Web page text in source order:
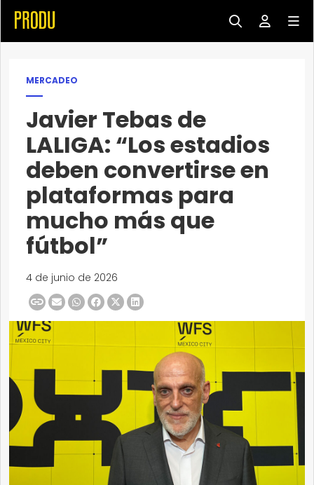
MERCADEO
Javier Tebas de
LALIGA: “Los estadios
deben convertirse en
plataformas para
mucho más que
fútbol”
4 de junio de 2026